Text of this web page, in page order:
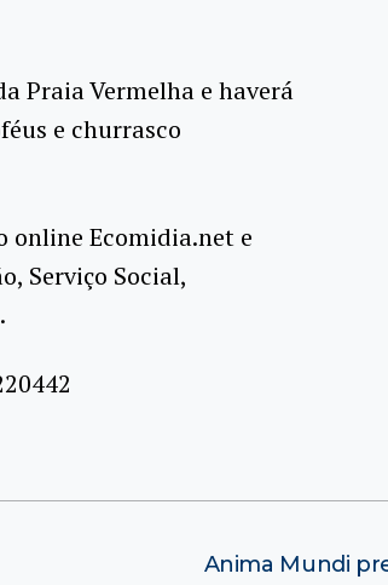
Praia Vermelha e haverá
e churrasco
online Ecomidia.net e
Serviço Social,
Anima Mundi